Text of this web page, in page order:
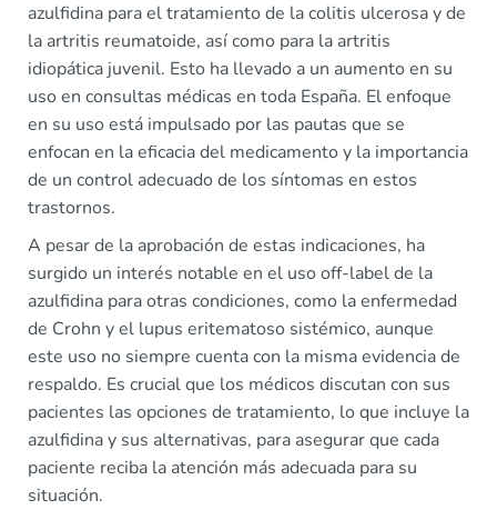
azulfidina para el tratamiento de la colitis ulcerosa y de
la artritis reumatoide, así como para la artritis
idiopática juvenil. Esto ha llevado a un aumento en su
uso en consultas médicas en toda España. El enfoque
en su uso está impulsado por las pautas que se
enfocan en la eficacia del medicamento y la importancia
de un control adecuado de los síntomas en estos
trastornos.
A pesar de la aprobación de estas indicaciones, ha
surgido un interés notable en el uso off-label de la
azulfidina para otras condiciones, como la enfermedad
de Crohn y el lupus eritematoso sistémico, aunque
este uso no siempre cuenta con la misma evidencia de
respaldo. Es crucial que los médicos discutan con sus
pacientes las opciones de tratamiento, lo que incluye la
azulfidina y sus alternativas, para asegurar que cada
paciente reciba la atención más adecuada para su
situación.